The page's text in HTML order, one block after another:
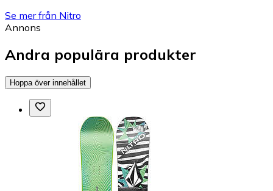
Se mer från Nitro
Annons
Andra populära produkter
Hoppa över innehållet